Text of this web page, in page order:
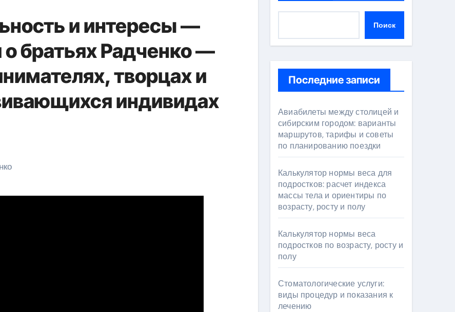
и интересы —
братьях Радченко —
творцах и
индивидах
Поиск
Последние записи
Авиабилеты между столицей и
сибирским городом: варианты
маршрутов, тарифы и советы
по планированию поездки
Калькулятор нормы веса для
подростков: расчет индекса
массы тела и ориентиры по
возрасту, росту и полу
Калькулятор нормы веса
подростков по возрасту, росту и
полу
Стоматологические услуги:
виды процедур и показания к
лечению